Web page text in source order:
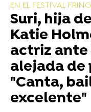
EN EL FESTIVAL
Suri, hija
Katie
actriz ante
alejada de
"Canta,
excelente"